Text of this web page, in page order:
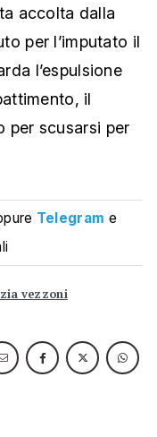
accolta dalla
per l’imputato il
l’espulsione
il
per scusarsi per
Telegram e
vezzoni